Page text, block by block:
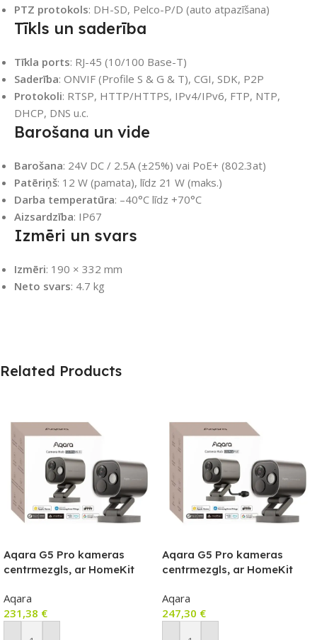
PTZ protokols: DH-SD, Pelco-P/D (auto atpazīšana)
Tīkls un saderība
Tīkla ports: RJ-45 (10/100 Base-T)
Saderība: ONVIF (Profile S & G & T), CGI, SDK, P2P
Protokoli: RTSP, HTTP/HTTPS, IPv4/IPv6, FTP, NTP,
DHCP, DNS u.c.
Barošana un vide
Barošana: 24V DC / 2.5A (±25%) vai PoE+ (802.3at)
Patēriņš: 12 W (pamata), līdz 21 W (maks.)
Darba temperatūra: –40°C līdz +70°C
Aizsardzība: IP67
Izmēri un svars
Izmēri: 190 × 332 mm
Neto svars: 4.7 kg
Related Products
Aqara G5 Pro kameras
centrmezgls, ar HomeKit
kamera ar iebūvētu Zigbee
un Thread vārteju, Wi-Fi
Aqara
231,38 €
Aqara G5 Pro kameras
centrmezgls, ar HomeKit
kamera ar iebūvētu Zigbee
un Thread vārteju, POE
Aqara
247,30 €